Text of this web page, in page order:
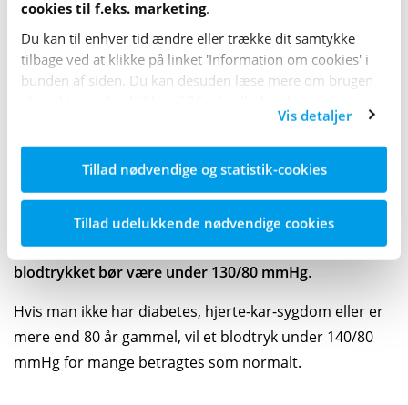
cookies til f.eks. marketing.
Du kan til enhver tid ændre eller trække dit samtykke
tilbage ved at klikke på linket 'Information om cookies' i
bunden af siden. Du kan desuden læse mere om brugen
Vis detaljer
Tillad nødvendige og statistik-cookies
Tillad udelukkende nødvendige cookies
man er, hvor meget man bevæger sig, hvad man
spiser, hvordan man har det psykisk, hvad man vejer,
og om man har en kronisk sygdom.
Normalt blod­tryk
Ideelt set er et normalt blod­tryk under 120/80 mmHg.
Når man har diabetes, vil man generelt sige, at
blodtrykket bør være under 130/80 mmHg.
Hvis man ikke har diabetes, hjerte-kar-sygdom eller er
mere end 80 år gammel, vil et blodtryk under 140/80
mmHg for mange betragtes som normalt.